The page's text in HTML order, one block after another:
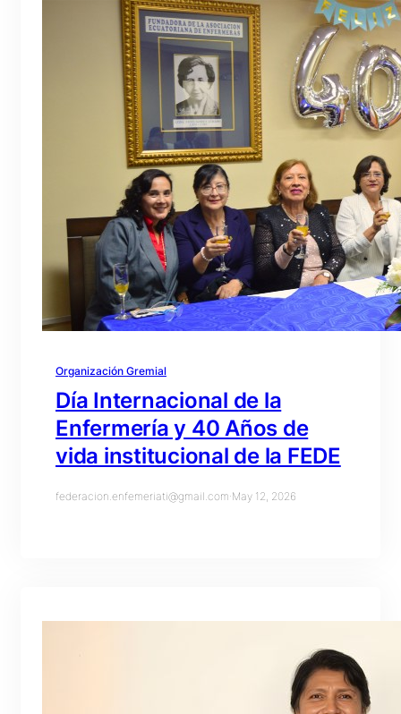
Organización Gremial
Día Internacional de la
Enfermería y 40 Años de
vida institucional de la FEDE
federacion.enfemeriati@gmail.com·May 12, 2026